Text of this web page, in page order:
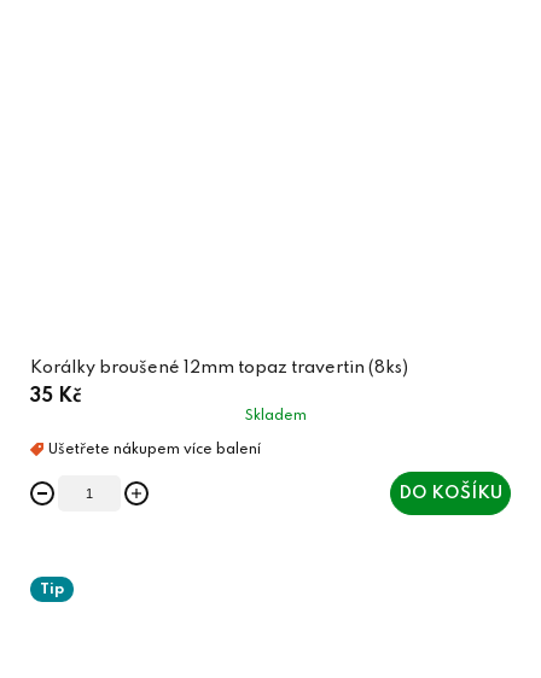
Korálky broušené 12mm topaz travertin (8ks)
35 Kč
Skladem
DO KOŠÍKU
Tip